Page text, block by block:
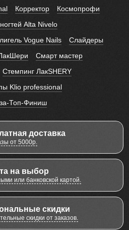
Корректор
Космопрофи
Alta Nivelo
Vogue Nails
Слайдеры
Смарт мастер
Стемпинг ЛакSHERY
Klio professional
Топ-Финиш
доставка
от 5000р.
на выбор
или банковской картой.
скидки
скидки от заказов.